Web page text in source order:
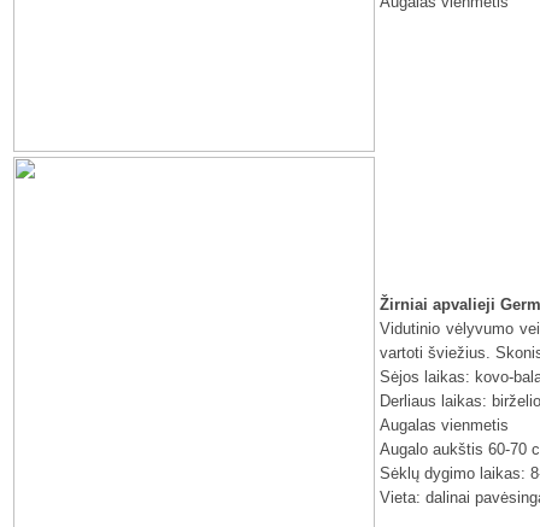
Žirniai apvalieji
Vidutinio vėlyvumo
vartoti šviežius.
Sėjos laikas: kovo-
Derliaus laikas:
Augalas vienmetis
Augalo aukštis 60-70
Sėklų dygimo laikas:
Vieta: dalinai